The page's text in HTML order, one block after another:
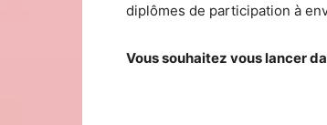
diplômes de participation à
Vous souhaitez vous lancer